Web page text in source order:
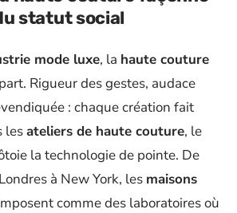
statut social
mode luxe, la haute couture
Rigueur des gestes, audace
: chaque création fait
lesateliers de haute couture, le
la technologie de pointe. De
à New York, les maisons
comme des laboratoires où